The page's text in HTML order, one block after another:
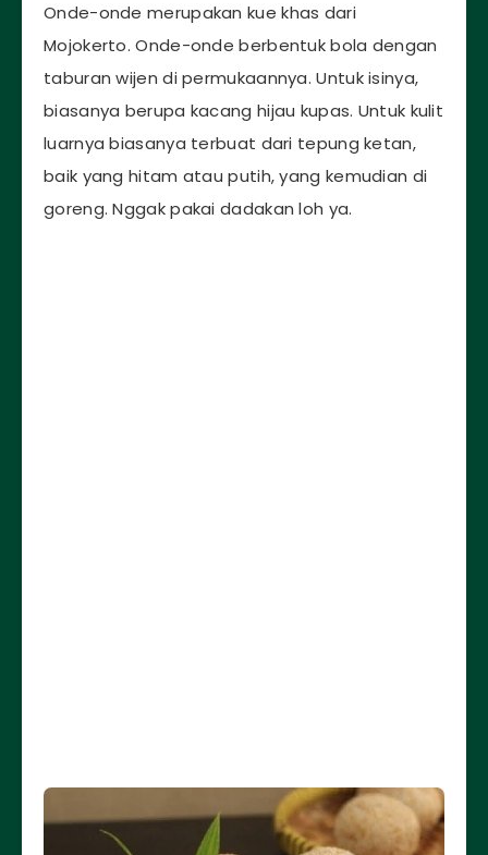
Onde-onde merupakan kue khas dari
Mojokerto. Onde-onde berbentuk bola dengan
taburan wijen di permukaannya. Untuk isinya,
biasanya berupa kacang hijau kupas. Untuk kulit
luarnya biasanya terbuat dari tepung ketan,
baik yang hitam atau putih, yang kemudian di
goreng. Nggak pakai dadakan loh ya.